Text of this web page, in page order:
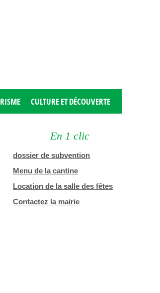
CULTURE ET DÉCOUVERTE
En 1 clic
dossier de subvention
Menu de la cantine
Location de la salle des fêtes
Contactez la mairie